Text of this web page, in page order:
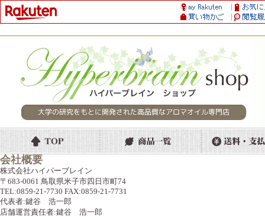
会社概要
株式会社ハイパーブレイン
〒683-0061 鳥取県米子市四日市町74
TEL:0859-21-7730 FAX:0859-21-7731
代表者:鍵谷 浩一郎
店舗運営責任者:鍵谷 浩一郎